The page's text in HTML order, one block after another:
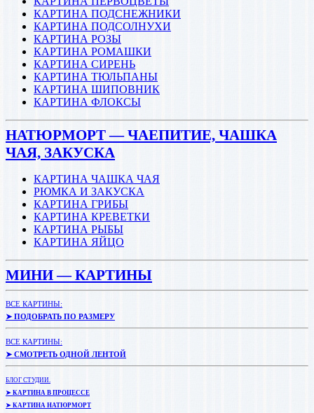
КАРТИНА ПОДСНЕЖНИКИ
КАРТИНА ПОДСОЛНУХИ
КАРТИНА РОЗЫ
КАРТИНА РОМАШКИ
КАРТИНА СИРЕНЬ
КАРТИНА ТЮЛЬПАНЫ
КАРТИНА ШИПОВНИК
КАРТИНА ФЛОКСЫ
НАТЮРМОРТ — ЧАЕПИТИЕ, ЧАШКА
ЧАЯ, ЗАКУСКА
КАРТИНА ЧАШКА ЧАЯ
РЮМКА И ЗАКУСКА
КАРТИНА ГРИБЫ
КАРТИНА КРЕВЕТКИ
КАРТИНА РЫБЫ
КАРТИНА ЯЙЦО
МИНИ — КАРТИНЫ
ВСЕ КАРТИНЫ:
➤ ПОДОБРАТЬ ПО РАЗМЕРУ
ВСЕ КАРТИНЫ:
➤ СМОТРЕТЬ ОДНОЙ ЛЕНТОЙ
БЛОГ СТУДИИ.
➤ КАРТИНА В ПРОЦЕССЕ
➤ КАРТИНА НАТЮРМОРТ